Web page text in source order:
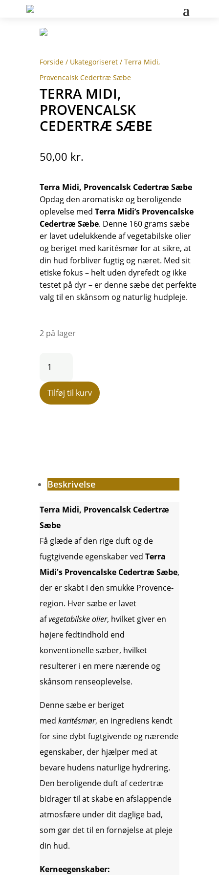
Forside/ Ukategoriseret/ Terra Midi,
Provencalsk Cedertræ Sæbe
TERRA MIDI,
PROVENCALSK
CEDERTRÆ SÆBE
50,00 kr.
Terra Midi, Provencalsk Cedertræ Sæbe
Opdag den aromatiske og beroligende
oplevelse med Terra Midi’s Provencalske
Cedertræ Sæbe. Denne 160 grams sæbe
er lavet udelukkende af vegetabilske olier
og beriget med karitésmør for at sikre, at
din hud forbliver fugtig og næret. Med sit
etiske fokus – helt uden dyrefedt og ikke
testet på dyr – er denne sæbe det perfekte
valg til en skånsom og naturlig hudpleje.
2 på lager
Provencalsk
Cedertræ
Tilføj til kurv
Beskrivelse
Terra Midi, Provencalsk Cedertræ
Sæbe
Få glæde af den rige duft og de
fugtgivende egenskaber ved Terra
Midi's Provencalske Cedertræ Sæbe,
der er skabt i den smukke Provence-
region. Hver sæbe er lavet
afvegetabilske olier, hvilket giver en
højere fedtindhold end
konventionelle sæber, hvilket
resulterer i en mere nærende og
skånsom renseoplevelse.
Denne sæbe er beriget
med karitésmør, en ingrediens kendt
for sine dybt fugtgivende og nærende
egenskaber, der hjælper med at
bevare hudens naturlige hydrering.
Den beroligende duft af cedertræ
bidrager til at skabe en afslappende
atmosfære under dit daglige bad,
som gør det til en fornøjelse at pleje
din hud.
Kerneegenskaber: